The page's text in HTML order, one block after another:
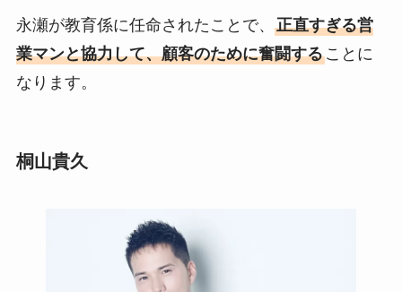
永瀬が教育係に任命されたことで、 正直すぎる営
業マンと協力して、顧客のために奮闘することに
なります。
桐山貴久